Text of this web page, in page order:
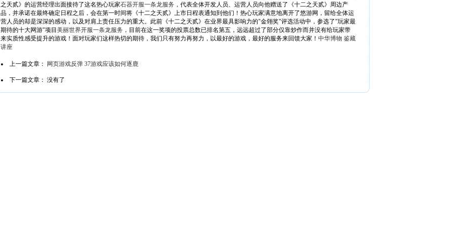
之天贰》的运营经理出面接待了这名热心玩家石器开服一条龙服务 ，代表全体开发人员、运营人员向他赠送了《十二之天贰》周边产
品，并承诺在最终确定日程之后，会在第一时间将《十二之天贰》上市日程表通知到他们！热心玩家满意地离开了悠游网，留给全体运
营人员的却是深深的感动，以及对肩上责任压力的重大。此前《十二之天贰》在业界最具影响力的"金翎奖"评选活动中，参选了"玩家最
期待的十大网游"项目 美丽世界开服一条龙服务 ，目前在这一奖项的投票总数已排名第五，远远超过了部分仅靠炒作而并没有给玩家带
来实质性感受提升的游戏！面对玩家们这样热切的期待，我们只有努力再努力，以最好的游戏，最好的服务来回馈大家！ 中华博物 鉴藏
讲座
上一篇文章： 网页游戏反弹 37游戏应该如何逐鹿
下一篇文章： 没有了